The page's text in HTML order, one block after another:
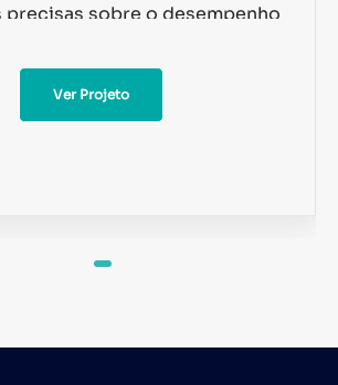
sobre o desempenho
relevantes.